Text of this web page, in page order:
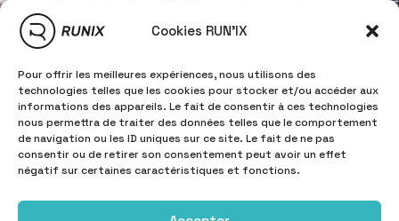
Cookies RUN'IX
Pour offrir les meilleures expériences, nous utilisons des
technologies telles que les cookies pour stocker et/ou accéder aux
informations des appareils. Le fait de consentir à ces technologies
nous permettra de traiter des données telles que le comportement
de navigation ou les ID uniques sur ce site. Le fait de ne pas
consentir ou de retirer son consentement peut avoir un effet
négatif sur certaines caractéristiques et fonctions.